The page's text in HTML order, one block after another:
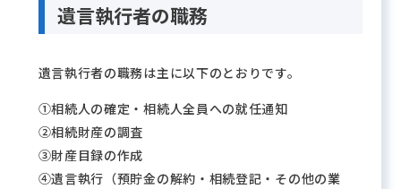
遺言執行者の職務
遺言執行者の職務は主に以下のとおりです。
①相続人の確定・相続人全員への就任通知
②相続財産の調査
③財産目録の作成
④遺言執行（預貯金の解約・相続登記・その他の業